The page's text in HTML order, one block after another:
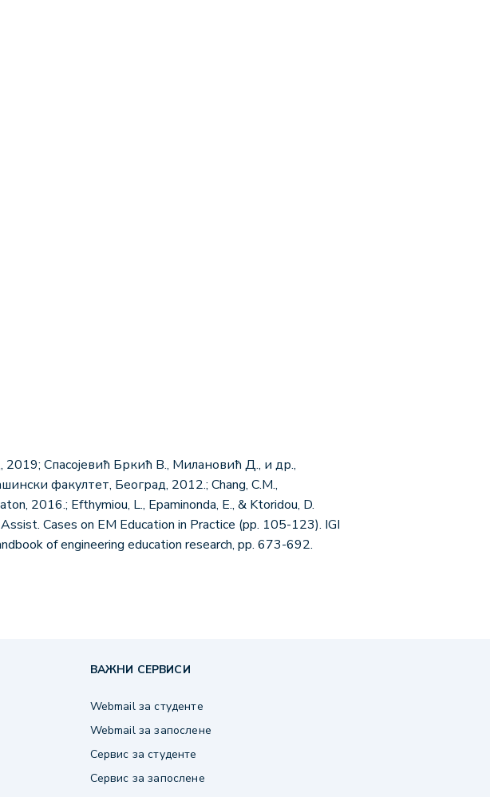
Спасојевић Бркић В., Милановић Д., и др.,
факултет, Београд, 2012.; Chang, C.M.,
2016.; Efthymiou, L., Epaminonda, E., & Ktoridou, D.
Cases on EM Education in Practice (pp. 105-123). IGI
of engineering education research, pp. 673-692.
ВАЖНИ СЕРВИСИ
Webmail за студенте
Webmail за запослене
Сервис за студенте
Сервис за запослене